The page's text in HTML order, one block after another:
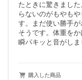
たときに驚きまし
らないのがもやも
す。まだ使い勝手
そうです。体重を
瞬パキッと音がしま
購入した商品